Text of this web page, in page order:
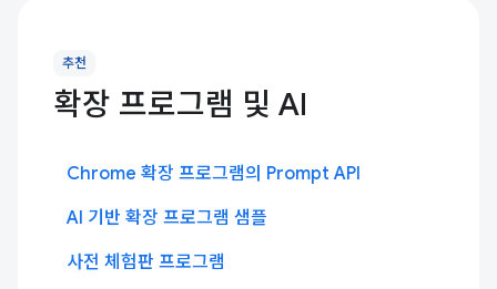
추천
확장 프로그램 및 AI
Chrome 확장 프로그램의 Prompt API
AI 기반 확장 프로그램 샘플
사전 체험판 프로그램